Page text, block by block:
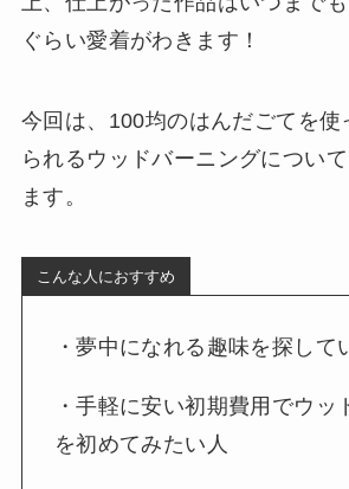
ぐらい愛着がわきます！
今回は、100均のはんだごてを使
られるウッドバーニングについ
ます。
こんな人におすすめ
・夢中になれる趣味を探して
・手軽に安い初期費用でウッ
を初めてみたい人